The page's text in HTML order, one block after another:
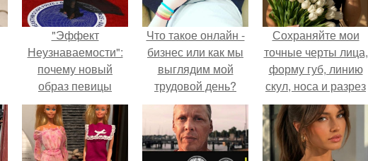
"Эффект
Неузнаваемости":
почему новый
образ певицы
вызвал споры о
гранях
возможного?
Что такое онлайн -
бизнес или как мы
выглядим мой
трудовой день?
Сохраняйте мои
точные черты лица,
форму губ, линию
скул, носа и разрез
глаз.